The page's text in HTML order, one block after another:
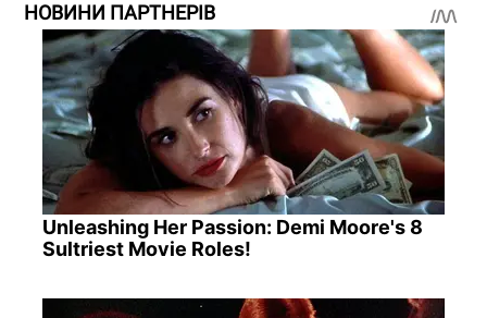
НОВИНИ ПАРТНЕРІВ
Unleashing Her Passion: Demi Moore's 8
Sultriest Movie Roles!